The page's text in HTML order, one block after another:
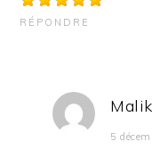
RÉPONDRE
5